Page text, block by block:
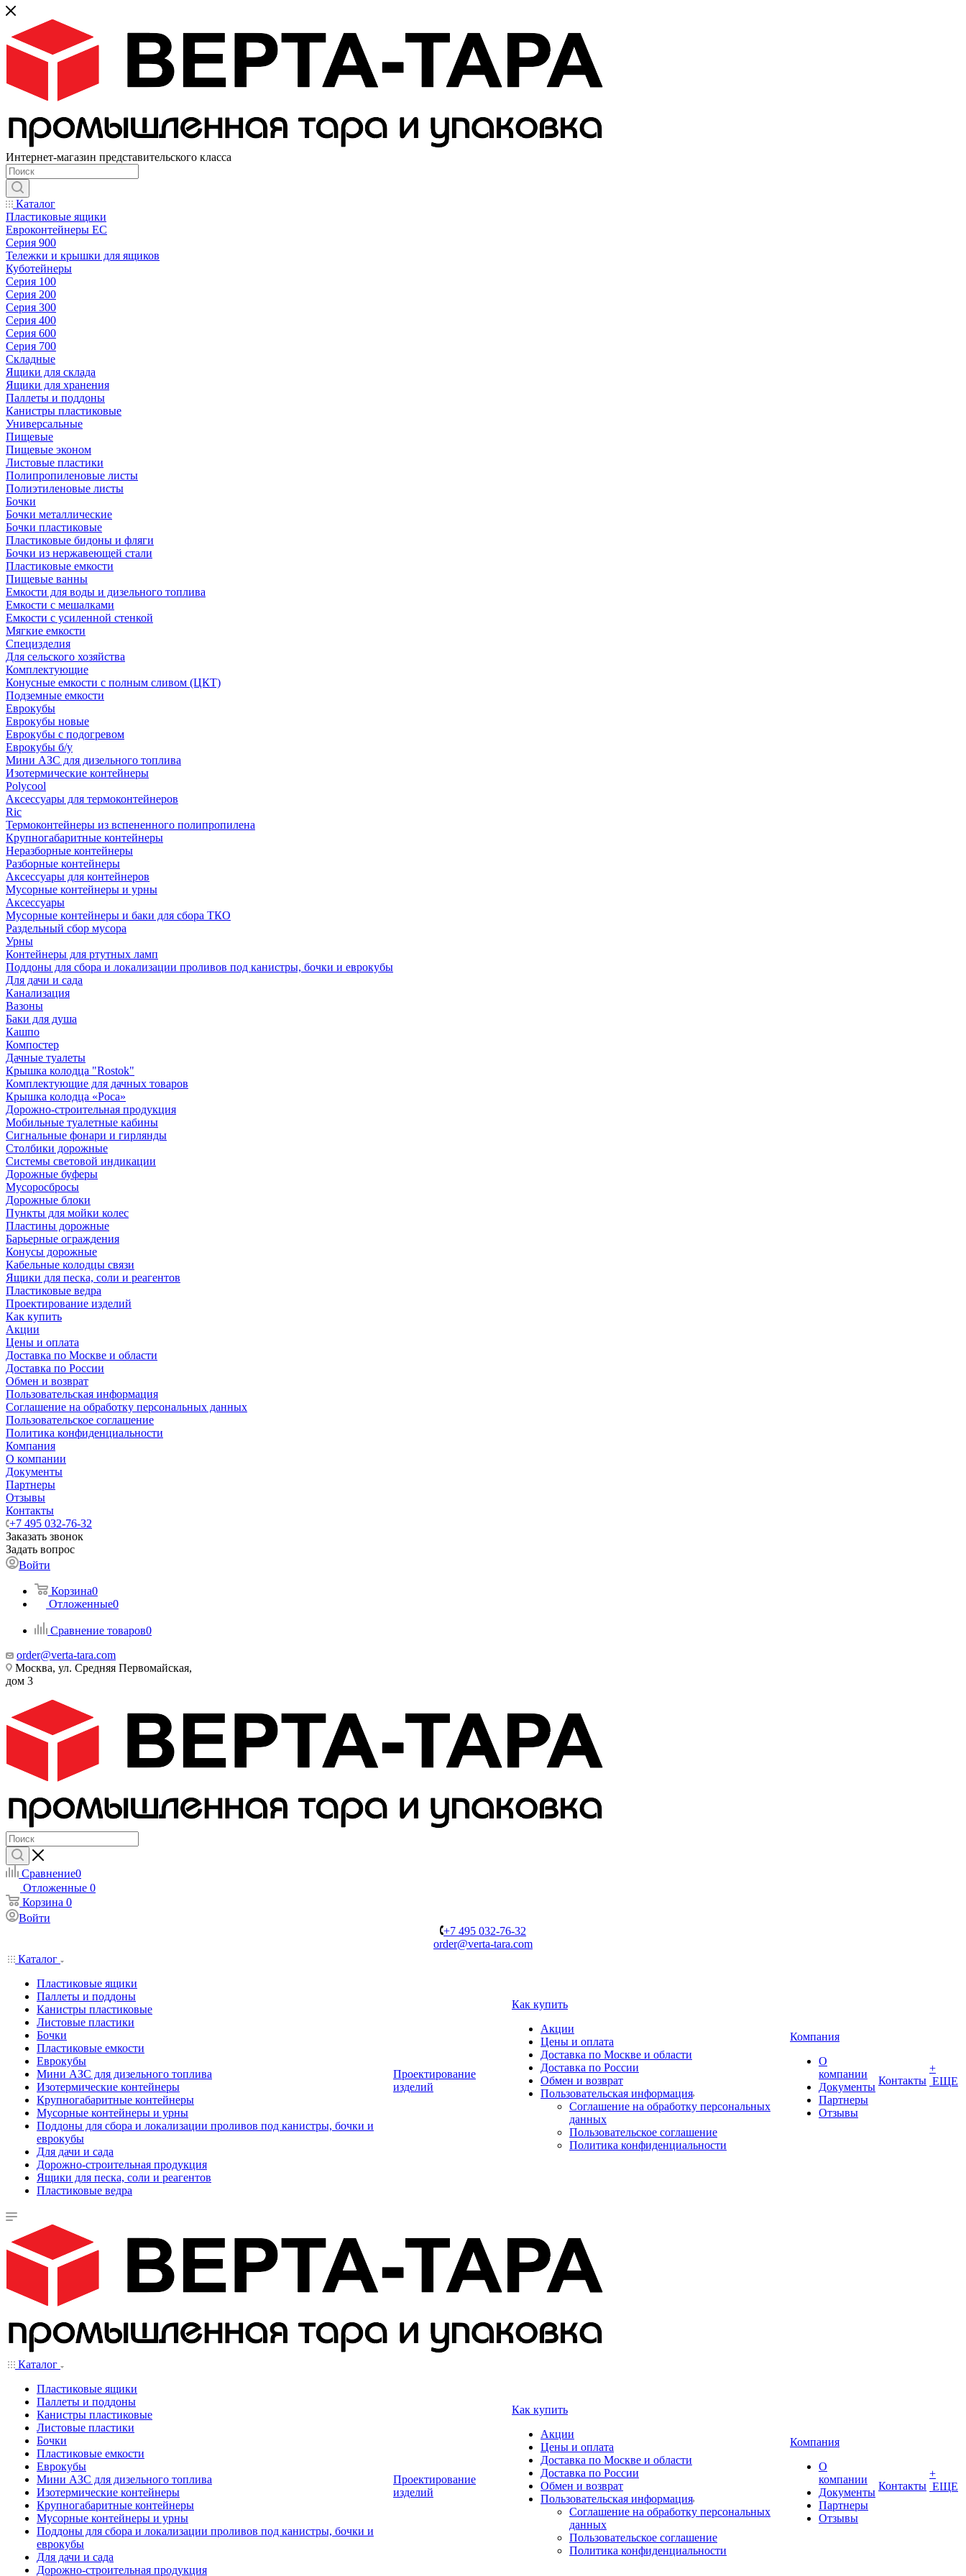
Интернет-магазин представительского класса
Каталог
Пластиковые ящики
Евроконтейнеры ЕС
Серия 900
Тележки и крышки для ящиков
Куботейнеры
Серия 100
Серия 200
Серия 300
Серия 400
Серия 600
Серия 700
Складные
Ящики для склада
Ящики для хранения
Паллеты и поддоны
Канистры пластиковые
Универсальные
Пищевые
Пищевые эконом
Листовые пластики
Полипропиленовые листы
Полиэтиленовые листы
Бочки
Бочки металлические
Бочки пластиковые
Пластиковые бидоны и фляги
Бочки из нержавеющей стали
Пластиковые емкости
Пищевые ванны
Емкости для воды и дизельного топлива
Емкости с мешалками
Емкости с усиленной стенкой
Мягкие емкости
Специзделия
Для сельского хозяйства
Комплектующие
Конусные емкости с полным сливом (ЦКТ)
Подземные емкости
Еврокубы
Еврокубы новые
Еврокубы с подогревом
Еврокубы б/у
Мини АЗС для дизельного топлива
Изотермические контейнеры
Polycool
Аксессуары для термоконтейнеров
Ric
Термоконтейнеры из вспененного полипропилена
Крупногабаритные контейнеры
Неразборные контейнеры
Разборные контейнеры
Аксессуары для контейнеров
Мусорные контейнеры и урны
Аксессуары
Мусорные контейнеры и баки для сбора ТКО
Раздельный сбор мусора
Урны
Контейнеры для ртутных ламп
Поддоны для сбора и локализации проливов под канистры, бочки и еврокубы
Для дачи и сада
Канализация
Вазоны
Баки для душа
Кашпо
Компостер
Дачные туалеты
Крышка колодца "Rostok"
Комплектующие для дачных товаров
Крышка колодца «Роса»
Дорожно-строительная продукция
Мобильные туалетные кабины
Сигнальные фонари и гирлянды
Столбики дорожные
Системы световой индикации
Дорожные буферы
Мусоросбросы
Дорожные блоки
Пункты для мойки колес
Пластины дорожные
Барьерные ограждения
Конусы дорожные
Кабельные колодцы связи
Ящики для песка, соли и реагентов
Пластиковые ведра
Проектирование изделий
Как купить
Акции
Цены и оплата
Доставка по Москве и области
Доставка по России
Обмен и возврат
Пользовательская информация
Соглашение на обработку персональных данных
Пользовательское соглашение
Политика конфиденциальности
Компания
О компании
Документы
Партнеры
Отзывы
Контакты
+7 495 032-76-32
Заказать звонок
Задать вопрос
Войти
Корзина0
Отложенные0
Сравнение товаров0
order@verta-tara.com
Москва, ул. Средняя Первомайская,
дом 3
Сравнение0
Отложенные 0
Корзина 0
Войти
+7 495 032-76-32
order@verta-tara.com
Каталог
Пластиковые ящики
Паллеты и поддоны
Канистры пластиковые
Листовые пластики
Бочки
Пластиковые емкости
Еврокубы
Мини АЗС для дизельного топлива
Изотермические контейнеры
Крупногабаритные контейнеры
Мусорные контейнеры и урны
Поддоны для сбора и локализации проливов под канистры, бочки и
еврокубы
Для дачи и сада
Дорожно-строительная продукция
Ящики для песка, соли и реагентов
Пластиковые ведра
Проектирование
изделий
Как купить
Акции
Цены и оплата
Доставка по Москве и области
Доставка по России
Обмен и возврат
Пользовательская информация
Соглашение на обработку персональных
данных
Пользовательское соглашение
Политика конфиденциальности
Компания
О
компании
Документы
Партнеры
Отзывы
Контакты
+
ЕЩЕ
Каталог
Пластиковые ящики
Паллеты и поддоны
Канистры пластиковые
Листовые пластики
Бочки
Пластиковые емкости
Еврокубы
Мини АЗС для дизельного топлива
Изотермические контейнеры
Крупногабаритные контейнеры
Мусорные контейнеры и урны
Поддоны для сбора и локализации проливов под канистры, бочки и
еврокубы
Для дачи и сада
Дорожно-строительная продукция
Проектирование
изделий
Как купить
Акции
Цены и оплата
Доставка по Москве и области
Доставка по России
Обмен и возврат
Пользовательская информация
Соглашение на обработку персональных
данных
Пользовательское соглашение
Политика конфиденциальности
Компания
О
компании
Документы
Партнеры
Отзывы
Контакты
+
ЕЩЕ